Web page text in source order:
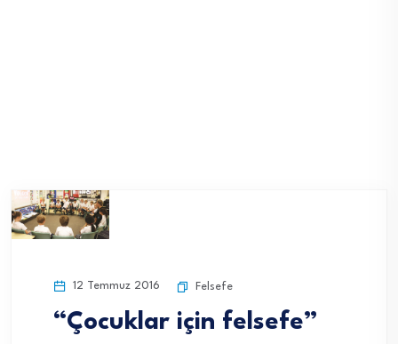
12 Temmuz 2016 Felsefe
“Çocuklar için felsefe”